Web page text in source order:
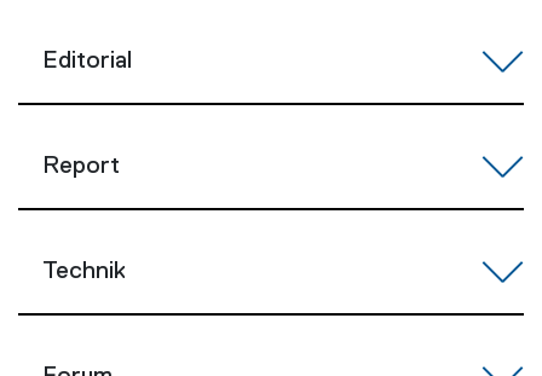
Editorial
Report
Technik